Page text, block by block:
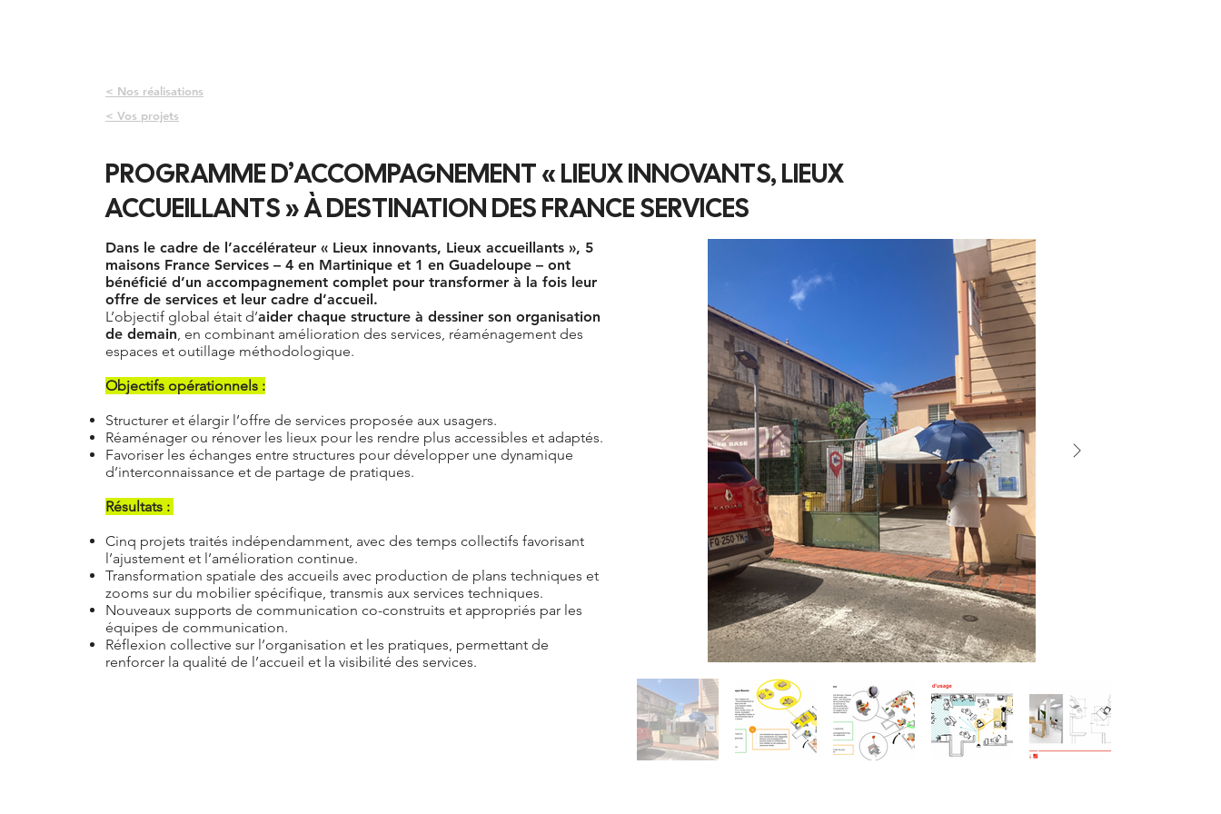
< Nos réalisations
< Vos projets
PROGRAMME D’ACCOMPAGNEMENT « LIEUX INNOVANTS, LIEUX
ACCUEILLANTS » À DESTINATION DES FRANCE SERVICES
Dans le cadre de l’accélérateur « Lieux innovants, Lieux accueillants », 5
maisons France Services – 4 en Martinique et 1 en Guadeloupe – ont
bénéficié d’un accompagnement complet pour transformer à la fois leur
offre de services et leur cadre d’accueil.
L’objectif global était d’aider chaque structure à dessiner son organisation
de demain, en combinant amélioration des services, réaménagement des
espaces et outillage méthodologique.
Objectifs opérationnels :
Structurer et élargir l’offre de services proposée aux usagers.
Réaménager ou rénover les lieux pour les rendre plus accessibles et adaptés.
Favoriser les échanges entre structures pour développer une dynamique
d’interconnaissance et de partage de pratiques.
Résultats :
Cinq projets traités indépendamment, avec des temps collectifs favorisant
l’ajustement et l’amélioration continue.
Transformation spatiale des accueils avec production de plans techniques et
zooms sur du mobilier spécifique, transmis aux services techniques.
Nouveaux supports de communication co-construits et appropriés par les
équipes de communication.
Réflexion collective sur l’organisation et les pratiques, permettant de
renforcer la qualité de l’accueil et la visibilité des services.